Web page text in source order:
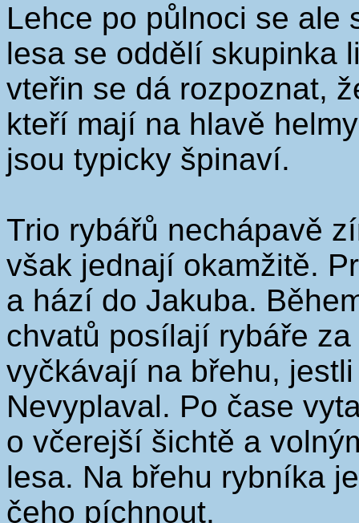
Lehce po půlnoci se ale
lesa se oddělí skupinka
vteřin se dá rozpoznat,
kteří mají na hlavě
jsou typicky špinaví.
Trio rybářů nechápavě
však jednají okamžitě.
a hází do Jakuba.
chvatů posílají rybáře
vyčkávají na břehu,
Nevyplaval. Po čase
o včerejší šichtě a
lesa. Na břehu rybníka
čeho píchnout.